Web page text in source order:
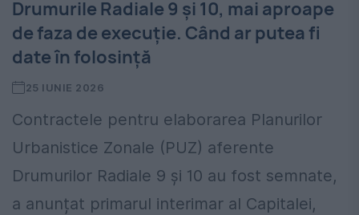
Drumurile Radiale 9 și 10, mai aproape
de faza de execuție. Când ar putea fi
date în folosință
25 IUNIE 2026
Contractele pentru elaborarea Planurilor
Urbanistice Zonale (PUZ) aferente
Drumurilor Radiale 9 și 10 au fost semnate,
a anunțat primarul interimar al Capitalei,